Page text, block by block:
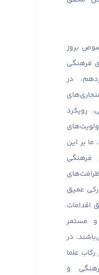
بروز
فرهنگی
در
رویکرد
بر این
فرهنگی
عمیق
اقدامات
مستمر
در
علما
و